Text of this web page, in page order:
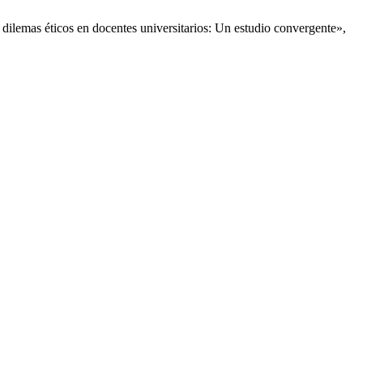
éticos en docentes universitarios: Un estudio convergente»,